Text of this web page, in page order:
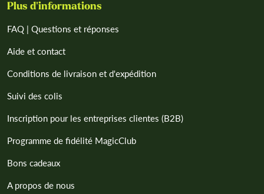
Plus d'informations
FAQ | Questions et réponses
Aide et contact
Conditions de livraison et d'expédition
Suivi des colis
Inscription pour les entreprises clientes (B2B)
Programme de fidélité MagicClub
Bons cadeaux
A propos de nous